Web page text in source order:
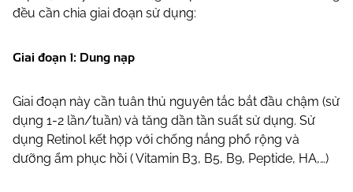
đều cần chia giai đoạn sử dụng:
Giai đoạn 1: Dung nạp
Giai đoạn này cần tuân thủ nguyên tắc bắt đầu chậm (sử
dụng 1-2 lần/tuần) và tăng dần tần suất sử dụng. Sử
dụng Retinol kết hợp với chống nắng phổ rộng và
dưỡng ẩm phục hồi ( Vitamin B3, B5, B9, Peptide, HA,…)